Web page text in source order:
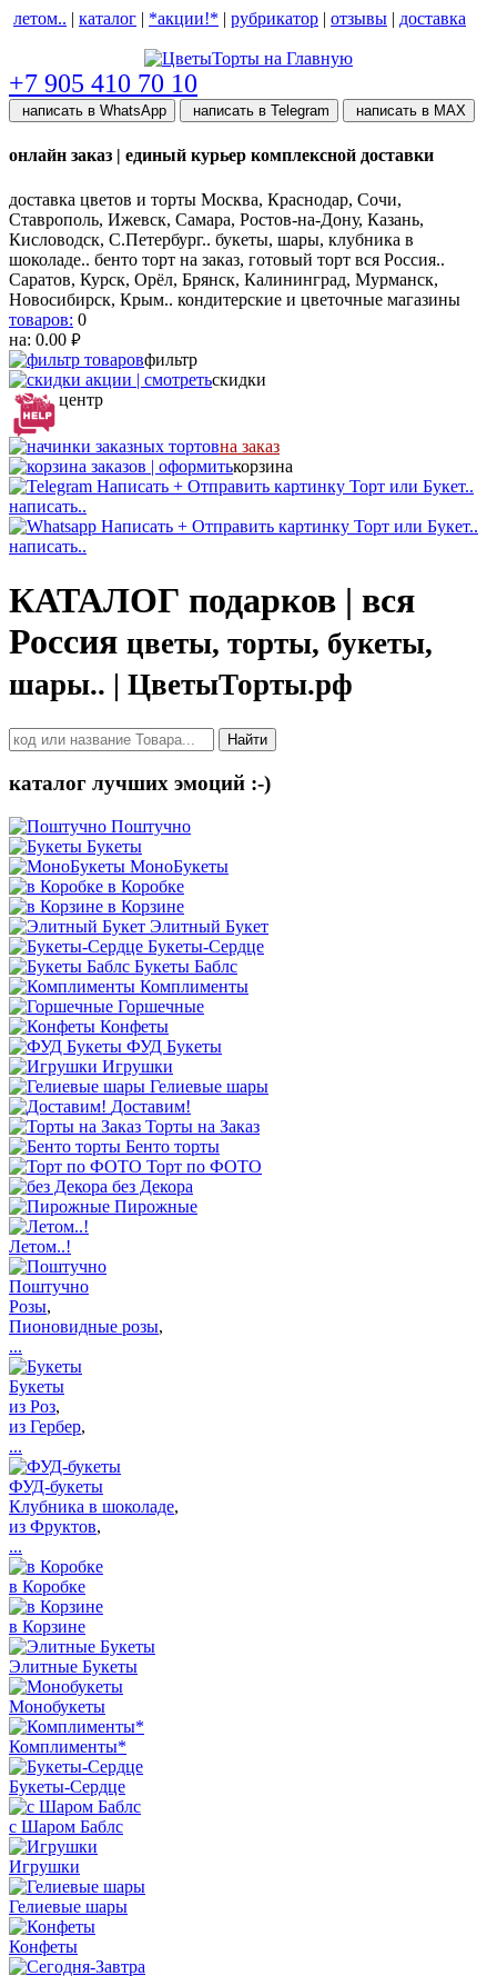
летом.. | каталог | *акции!* | рубрикатор | отзывы | доставка
+7 905 410 70 10
написать в WhatsApp написать в Telegram написать в МАХ
онлайн заказ | единый курьер комплексной доставки
доставка цветов и торты Москва, Краснодар, Сочи,
Ставрополь, Ижевск, Самара, Ростов-на-Дону, Казань,
Кисловодск, С.Петербург.. букеты, шары, клубника в
шоколаде.. бенто торт на заказ, готовый торт вся Россия..
Саратов, Курск, Орёл, Брянск, Калининград, Мурманск,
Новосибирск, Крым.. кондитерские и цветочные магазины
товаров: 0
на: 0.00 руб.
фильтр
скидки
центр
на заказ
корзина
написать..
написать..
КАТАЛОГ подарков | вся
Россия цветы, торты, букеты,
шары.. | ЦветыТорты.рф
Найти
каталог лучших эмоций :-)
Поштучно
Букеты
МоноБукеты
в Коробке
в Корзине
Элитный Букет
Букеты-Сердце
Букеты Баблс
Комплименты
Горшечные
Конфеты
ФУД Букеты
Игрушки
Гелиевые шары
Доставим!
Торты на Заказ
Бенто торты
Торт по ФОТО
без Декора
Пирожные
Летом..!
Поштучно
Розы,
Пионовидные розы,
...
Букеты
из Роз,
из Гербер,
...
ФУД-букеты
Клубника в шоколаде,
из Фруктов,
...
в Коробке
в Корзине
Элитные Букеты
Монобукеты
Комплименты*
Букеты-Сердце
с Шаром Баблс
Игрушки
Гелиевые шары
Конфеты